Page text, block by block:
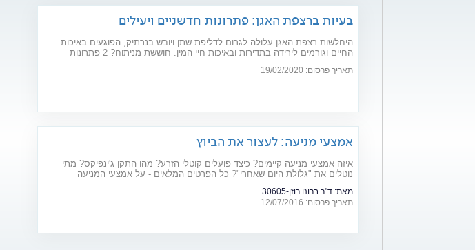
בעיות ברצפת האגן: פתרונות חדשניים ויעילים
היחלשות רצפת האגן עלולה לגרום לדליפת שתן ויובש בנרתיק, הפוגעים באיכות
החיים וגורמים לירידה בתדירות ובאיכות חיי המין. חוששת מניתוח? 2 פתרונות
תאריך פרסום: 19/02/2020
אמצעי מניעה: לעצור את הביוץ
איזה אמצעי מניעה קיימים? כיצד פועלים קוטלי הזרע? מהו התקן ג'ינפיקס? מתי
נוטלים את "גלולת היום שאחרי"? כל הפרטים המלאים - על אמצעי המניעה
מאת: ד"ר ברונו רוזן-30605
תאריך פרסום: 12/07/2016